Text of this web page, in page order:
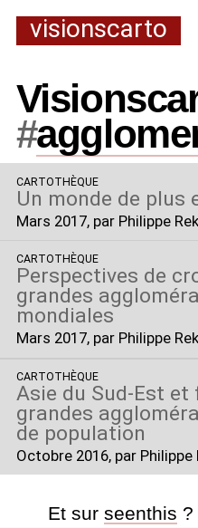
visionscarto
#
CARTOTHÈQUE
Un monde de plus
Mars 2017, par Philippe
CARTOTHÈQUE
Perspectives de
grandes
mondiales
Mars 2017, par Philippe
CARTOTHÈQUE
Asie du Sud-Est et
grandes
de population
Octobre 2016, par
Et sur seenthis ?